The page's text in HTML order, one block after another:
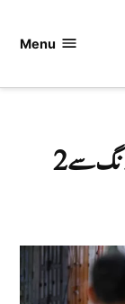
Menu
جنگ بندی کی خلاف ورزی،اسرائیلی فائرنگ سے 2